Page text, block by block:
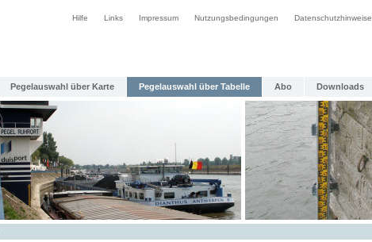
Hilfe Links Impressum Nutzungsbedingungen Datenschutzhinweise
Pegelauswahl über Karte Pegelauswahl über Tabelle Abo Downloads